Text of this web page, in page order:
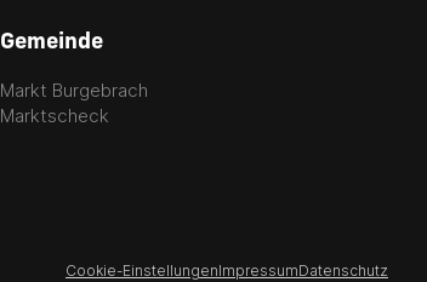
Gemeinde
Markt Burgebrach
Marktscheck
Cookie-EinstellungenImpressumDatenschutz